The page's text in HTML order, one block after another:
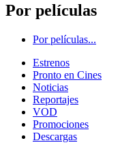
Por películas
Por películas...
Estrenos
Pronto en Cines
Noticias
Reportajes
VOD
Promociones
Descargas